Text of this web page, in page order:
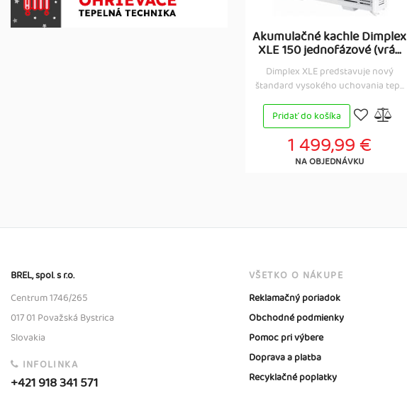
Akumulačné kachle Dimplex
XLE 150 jednofázové (vrá...
Dimplex XLE predstavuje nový
štandard vysokého uchovania tep...
Pridať do košíka
1 499,99 €
NA OBJEDNÁVKU
BREL, spol. s r.o.
Centrum 1746/265
017 01 Považská Bystrica
Slovakia
INFOLINKA
+421 918 341 571
VŠETKO O NÁKUPE
Reklamačný poriadok
Obchodné podmienky
Pomoc pri výbere
Doprava a platba
Recyklačné poplatky